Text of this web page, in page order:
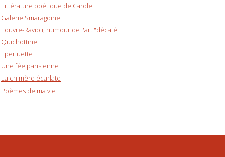
Littérature poétique de Carole
Galerie Smaragdine
Louvre-Ravioli, humour de l'art "décalé"
Quichottine
Eperluette
Une fée parisienne
La chimère écarlate
Poèmes de ma vie